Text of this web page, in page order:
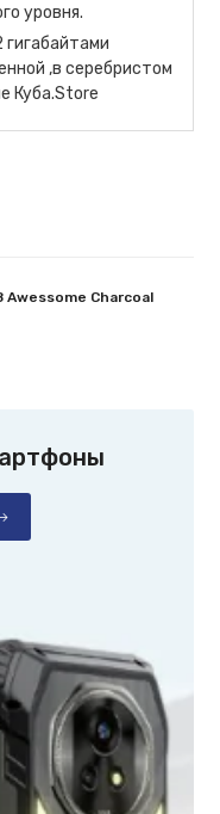
уровня.
гигабайтами
,в серебристом
Куба.Store
Awessome Charcoal